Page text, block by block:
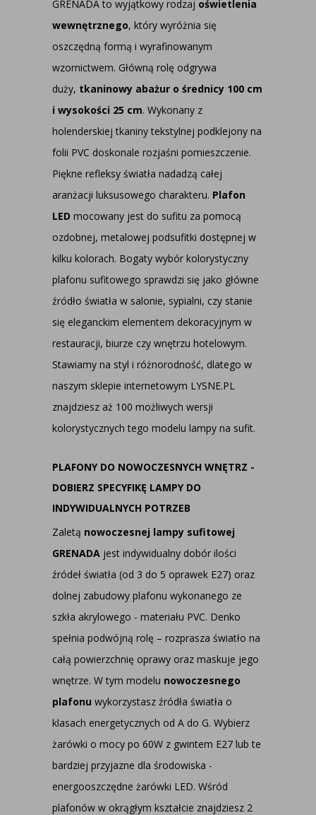
GRENADA to wyjątkowy rodzaj oświetlenia
wewnętrznego, który wyróżnia się
oszczędną formą i wyrafinowanym
wzornictwem. Główną rolę odgrywa
duży, tkaninowy abażur o średnicy 100 cm
i wysokości 25 cm. Wykonany z
holenderskiej tkaniny tekstylnej podklejony na
folii PVC doskonale rozjaśni pomieszczenie.
Piękne refleksy światła nadadzą całej
aranżacji luksusowego charakteru. Plafon
LED mocowany jest do sufitu za pomocą
ozdobnej, metalowej podsufitki dostępnej w
kilku kolorach. Bogaty wybór kolorystyczny
plafonu sufitowego sprawdzi się jako główne
źródło światła w salonie, sypialni, czy stanie
się eleganckim elementem dekoracyjnym w
restauracji, biurze czy wnętrzu hotelowym.
Stawiamy na styl i różnorodność, dlatego w
naszym sklepie internetowym LYSNE.PL
znajdziesz aż 100 możliwych wersji
kolorystycznych tego modelu lampy na sufit.
PLAFONY DO NOWOCZESNYCH WNĘTRZ -
DOBIERZ SPECYFIKĘ LAMPY DO
INDYWIDUALNYCH POTRZEB
Zaletą nowoczesnej lampy sufitowej
GRENADA jest indywidualny dobór ilości
źródeł światła (od 3 do 5 oprawek E27) oraz
dolnej zabudowy plafonu wykonanego ze
szkła akrylowego - materiału PVC. Denko
spełnia podwójną rolę – rozprasza światło na
całą powierzchnię oprawy oraz maskuje jego
wnętrze. W tym modelu nowoczesnego
plafonu wykorzystasz źródła światła o
klasach energetycznych od A do G. Wybierz
żarówki o mocy po 60W z gwintem E27 lub te
bardziej przyjazne dla środowiska -
energooszczędne żarówki LED. Wśród
plafonów w okrągłym kształcie znajdziesz 2